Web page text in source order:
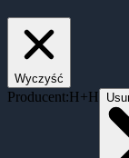
Wyczyść
Producent:H+H